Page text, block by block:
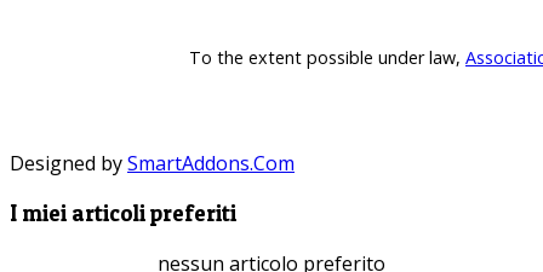
To the extent possible under law,
Designed bySmartAddons.Com
I miei articoli preferiti
nessun articolo preferito